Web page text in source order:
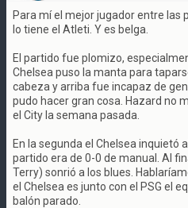
Para mí el mejor jugador entre las
lo tiene el Atleti. Y es belga.
El partido fue plomizo,
Chelsea puso la manta para
cabeza y arriba fue incapaz de
pudo hacer gran cosa. Hazard no
el City la semana pasada.
En la segunda el Chelsea inquietó
partido era de 0-0 de manual. Al
Terry) sonrió a los blues.
el Chelsea es junto con el PSG el
balón parado.